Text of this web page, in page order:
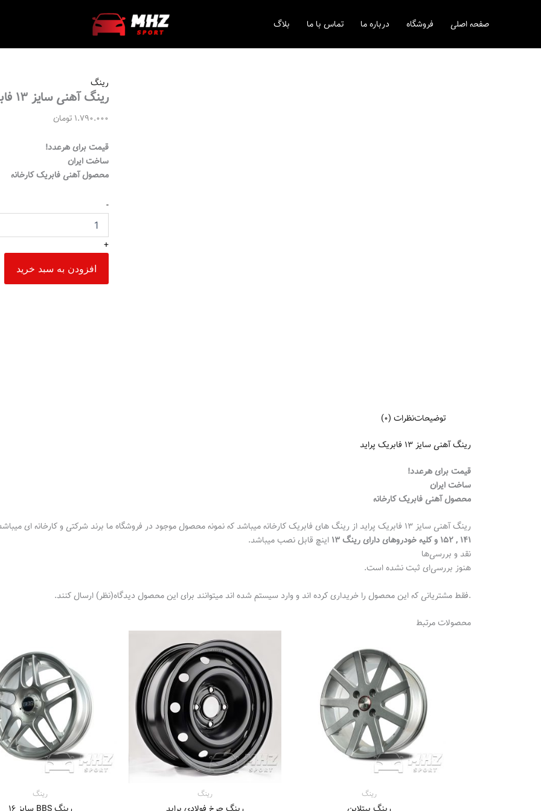
صفحه اصلی فروشگاه درباره ما تماس با ما بلاگ
رینگ
رینگ آهنی سایز 13 فابریک پراید
1.790.000 تومان
قیمت برای هرعدد!
ساخت ایران
محصول آهنی فابریک کارخانه
-
آهنی
سایز
عدد
+
افزودن به سبد خرید
توضیحاتنظرات (0)
رینگ آهنی سایز 13 فابریک پراید
قیمت برای هرعدد!
ساخت ایران
محصول آهنی فابریک کارخانه
رینگ آهنی سایز 13 فابریک پراید از رینگ های فابریک کارخانه میباشد که نمونه محصول موجود در فروشگاه ما برند شرکتی و کارخانه ای میباشد و برای تمامی مدل های خودرو پراید از جمله
141 , 152 و کلیه خودروهای دارای رینگ 13
اینچ قابل نصب میباشد.
نقد و بررسی‌ها
هنوز بررسی‌ای ثبت نشده است.
.فقط مشتریانی که این محصول را خریداری کرده اند و وارد سیستم شده اند میتوانند برای این محصول دیدگاه(نظر) ارسال کنند.
محصولات مرتبط
رینگ
60.500.000 تومان
رینگ رینگ